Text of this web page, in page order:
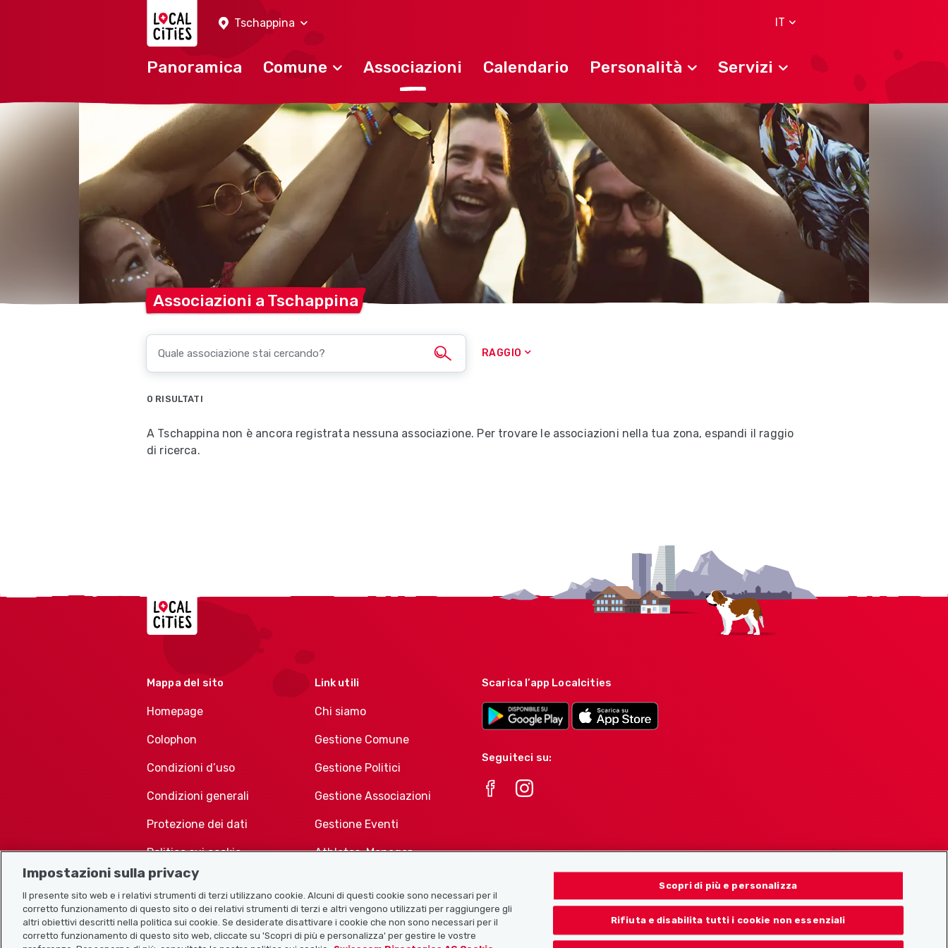
Tschappina
IT
Panoramica Comune Associazioni Calendario Personalità Servizi
Associazioni a Tschappina
RAGGIO
0 RISULTATI
A Tschappina non è ancora registrata nessuna associazione. Per trovare le associazioni nella tua zona, espandi il raggio
di ricerca.
Localcities
Mappa del sito
Homepage
Colophon
Condizioni d’uso
Condizioni generali
Protezione dei dati
Politica sui cookie
Link utili
Chi siamo
Gestione Comune
Gestione Politici
Gestione Associazioni
Gestione Eventi
Athletes-Manager
Associazioni
Scarica l’app Localcities
Seguiteci su:
Impostazioni sulla privacy
Il presente sito web e i relativi strumenti di terzi utilizzano cookie. Alcuni di questi cookie sono necessari per il
corretto funzionamento di questo sito o dei relativi strumenti di terzi e altri vengono utilizzati per raggiungere gli
altri obiettivi descritti nella politica sui cookie. Se desiderate disattivare i cookie che non sono necessari per il
corretto funzionamento di questo sito web, cliccate su 'Scopri di più e personalizza' per gestire le vostre
Scopri di più e personalizza
Rifiuta e disabilita tutti i cookie non essenziali